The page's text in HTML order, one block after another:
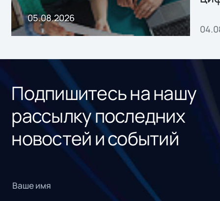
05.08.2026
Подпишитесь на нашу
рассылку последних
новостей и событий